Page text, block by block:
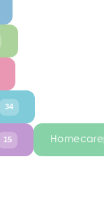
34
15 Homecare